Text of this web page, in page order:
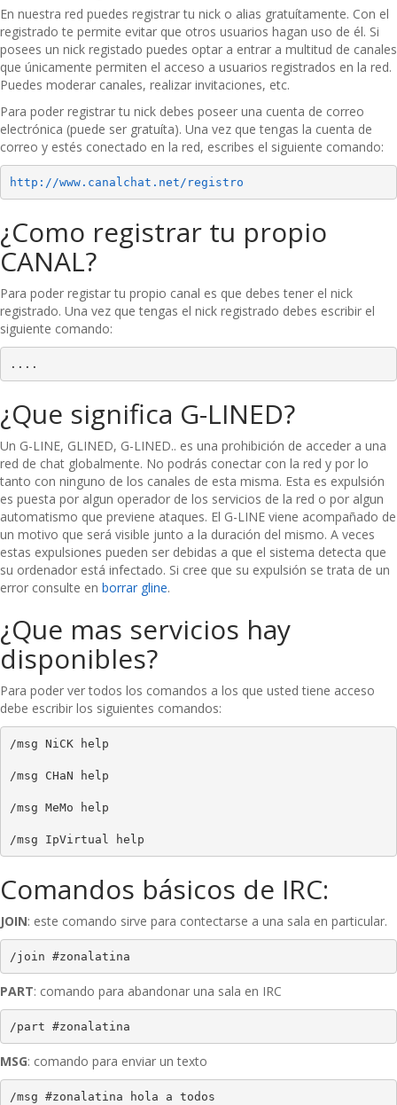
En nuestra red puedes registrar tu nick o alias gratuítamente. Con el
registrado te permite evitar que otros usuarios hagan uso de él. Si
posees un nick registado puedes optar a entrar a multitud de canales
que únicamente permiten el acceso a usuarios registrados en la red.
Puedes moderar canales, realizar invitaciones, etc.
Para poder registrar tu nick debes poseer una cuenta de correo
electrónica (puede ser gratuíta). Una vez que tengas la cuenta de
correo y estés conectado en la red, escribes el siguiente comando:
http://www.canalchat.net/registro
¿Como registrar tu propio
CANAL?
Para poder registar tu propio canal es que debes tener el nick
registrado. Una vez que tengas el nick registrado debes escribir el
siguiente comando:
....
¿Que significa G-LINED?
Un G-LINE, GLINED, G-LINED.. es una prohibición de acceder a una
red de chat globalmente. No podrás conectar con la red y por lo
tanto con ninguno de los canales de esta misma. Esta es expulsión
es puesta por algun operador de los servicios de la red o por algun
automatismo que previene ataques. El G-LINE viene acompañado de
un motivo que será visible junto a la duración del mismo. A veces
estas expulsiones pueden ser debidas a que el sistema detecta que
su ordenador está infectado. Si cree que su expulsión se trata de un
error consulte en borrar gline.
¿Que mas servicios hay
disponibles?
Para poder ver todos los comandos a los que usted tiene acceso
debe escribir los siguientes comandos:
/msg NiCK help
/msg CHaN help
/msg MeMo help
Comandos básicos de IRC:
JOIN: este comando sirve para contectarse a una sala en particular.
/join #zonalatina
PART: comando para abandonar una sala en IRC
/part #zonalatina
MSG: comando para enviar un texto
/msg #zonalatina hola a todos